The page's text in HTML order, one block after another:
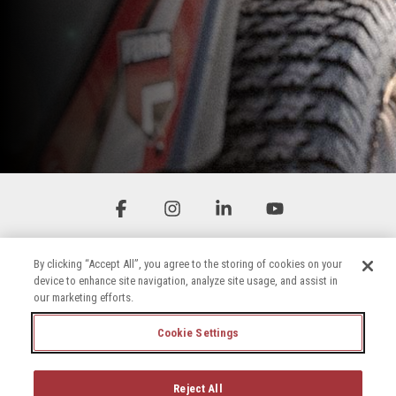
Toegankelijkheidsverklaring
FacebookInstagramLinkedin
By clicking “Accept All”, you agree to the storing of cookies on your
device to enhance site navigation, analyze site usage, and assist in
our marketing efforts.
Cookie Settings
Reject All